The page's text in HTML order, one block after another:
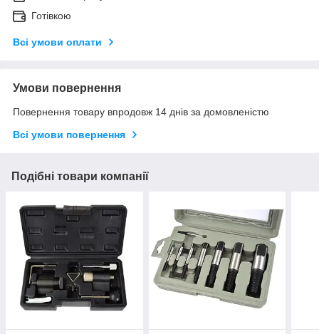
Готівкою
Всі умови оплати
Умови повернення
Повернення товару впродовж 14 днів за домовленістю
Всі умови повернення
Подібні товари компанії